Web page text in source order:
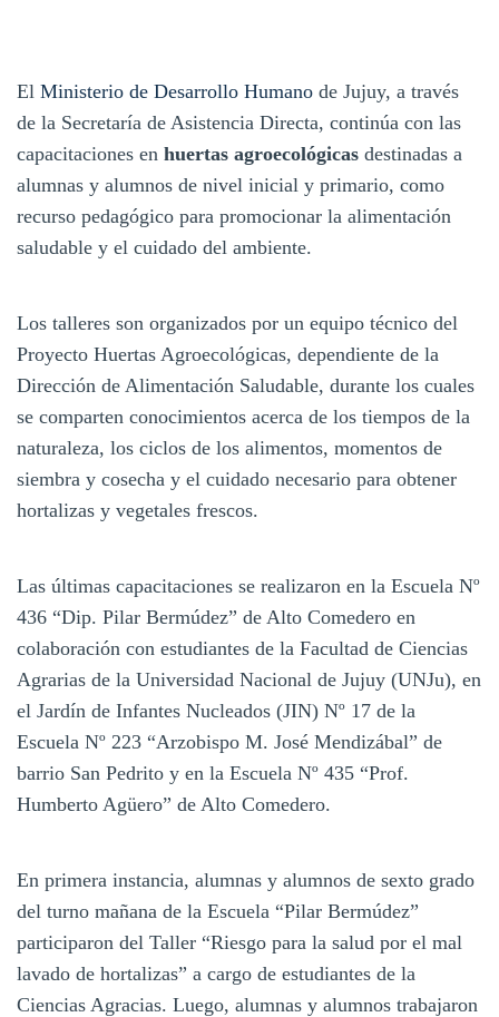
El Ministerio de Desarrollo Humano de Jujuy, a través
de la Secretaría de Asistencia Directa, continúa con las
capacitaciones en huertas agroecológicas destinadas a
alumnas y alumnos de nivel inicial y primario, como
recurso pedagógico para promocionar la alimentación
saludable y el cuidado del ambiente.
Los talleres son organizados por un equipo técnico del
Proyecto Huertas Agroecológicas, dependiente de la
Dirección de Alimentación Saludable, durante los cuales
se comparten conocimientos acerca de los tiempos de la
naturaleza, los ciclos de los alimentos, momentos de
siembra y cosecha y el cuidado necesario para obtener
hortalizas y vegetales frescos.
Las últimas capacitaciones se realizaron en la Escuela Nº
436 “Dip. Pilar Bermúdez” de Alto Comedero en
colaboración con estudiantes de la Facultad de Ciencias
Agrarias de la Universidad Nacional de Jujuy (UNJu), en
el Jardín de Infantes Nucleados (JIN) Nº 17 de la
Escuela Nº 223 “Arzobispo M. José Mendizábal” de
barrio San Pedrito y en la Escuela Nº 435 “Prof.
Humberto Agüero” de Alto Comedero.
En primera instancia, alumnas y alumnos de sexto grado
del turno mañana de la Escuela “Pilar Bermúdez”
participaron del Taller “Riesgo para la salud por el mal
lavado de hortalizas” a cargo de estudiantes de la
Ciencias Agracias. Luego, alumnas y alumnos trabajaron